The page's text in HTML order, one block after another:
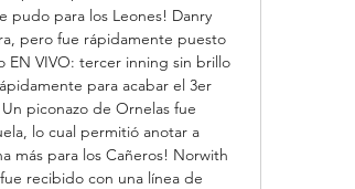
pudo para los Leones! Danry
pero fue rápidamente puesto
EN VIVO: tercer inning sin brillo
para acabar el 3er
piconazo de Ornelas fue
lo cual permitió anotar a
más para los Cañeros! Norwith
recibido con una línea de